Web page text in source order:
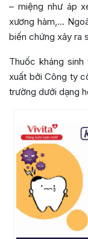
– miệng như áp
xương hàm,…
biến chứng xảy ra
Thuốc kháng
xuất bởiCông ty
trường dưới dạng